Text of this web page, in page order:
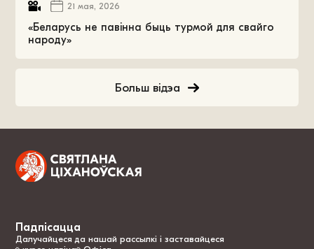
21 мая, 2026
«Беларусь не павінна быць турмой для свайго
народу»
Больш відэа
Падпісацца
Далучайцеся да нашай рассылкі і заставайцеся